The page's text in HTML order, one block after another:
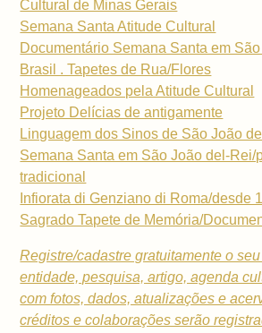
Cultural de Minas Gerais
Semana Santa Atitude Cultural
Documentário Semana Santa em
Brasil . Tapetes de Rua/Flores
Homenageados pela Atitude Cultural
Projeto Delícias de antigamente
Linguagem dos Sinos de São João
Semana Santa em São João del-Rei/
tradicional
Infiorata di Genziano di Roma/desde
Sagrado Tapete de Memória/
Registre/cadastre gratuitamente o
entidade, pesquisa, artigo, agenda
com fotos, dados, atualizações e
créditos e colaborações serão